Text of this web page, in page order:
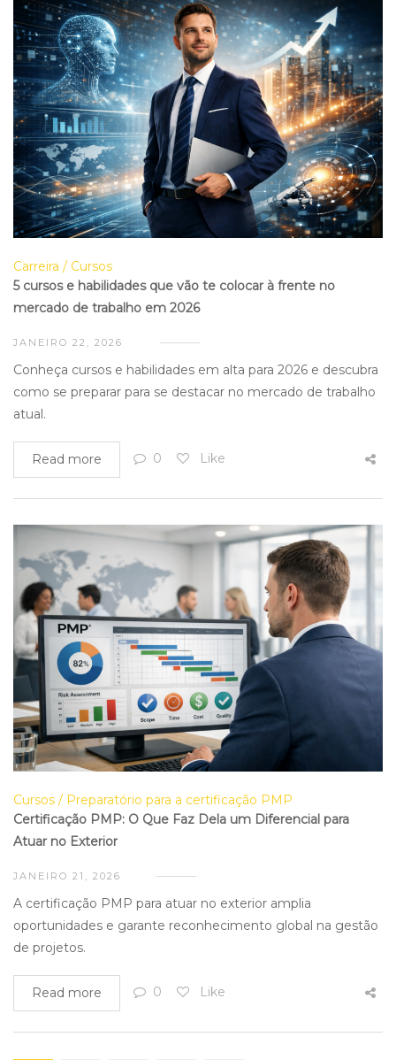
Carreira
Cursos
5 cursos e habilidades que vão te colocar à frente no
mercado de trabalho em 2026
JANEIRO 22, 2026
Conheça cursos e habilidades em alta para 2026 e descubra
como se preparar para se destacar no mercado de trabalho
atual.
Read more 0 Like
Cursos
Preparatório para a certificação PMP
Certificação PMP: O Que Faz Dela um Diferencial para
Atuar no Exterior
JANEIRO 21, 2026
A certificação PMP para atuar no exterior amplia
oportunidades e garante reconhecimento global na gestão
de projetos.
Read more 0 Like